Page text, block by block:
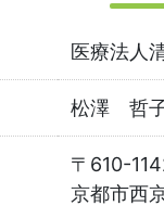
医療法人
松澤 哲
〒610-
京都市西